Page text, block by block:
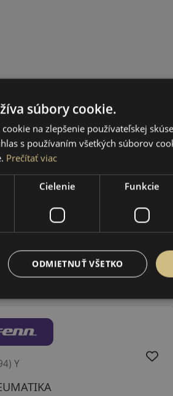
Y
súbory cookie.
na zlepšenie používateľskej
s používaním všetkých súborov
Prečítať viac
Cielenie Funkcie
ODMIETNUŤ VŠETKO